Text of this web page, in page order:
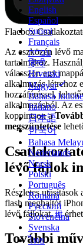
English
Español
Suomi
Français
עברית
हिन्दी
Hrvatski
Magyar
Bahasa
Italiano
日本語
한국어
Bahasa
Nederlands
Norsk
Polski
Português
Română
Русский
Slovenčina
Svenska
ไทย
Flacbox
Az eszközén lévő
tartalmához.
válasszon egy
alkalmazás létrehoz
hozzáféréssel,
alkalmazásból. Az
koppintson a
megszüntetése
lévő fájlok
Részletes
flash meghajtót
lévő fájlokat,itt
További